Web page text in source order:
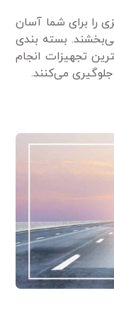
را برای شما آسان
بسته بندی
تجهیزات انجام
می‌کنند.